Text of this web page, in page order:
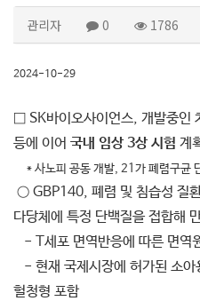
관리자 0 1786
2024-10-29
□ SK바이오사이언스, 개발중인
등에 이어 국내 임상 3상 시험 계
* 사노피 공동 개발, 21가 폐렴구균
○ GBP140, 폐렴 및 침습성 질
다당체에 특정 단백질을 접합해
- T세포 면역반응에 따른 면역
- 현재 국제시장에 허가된 소
헐청형 포함